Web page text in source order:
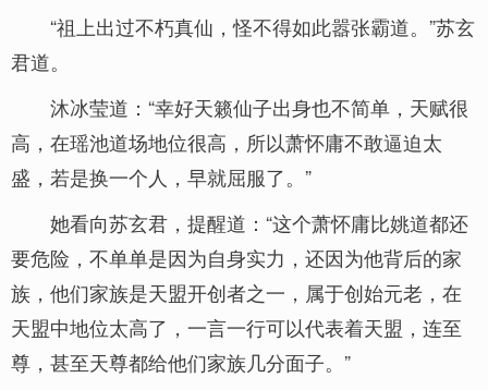
“祖上出过不朽真仙，怪不得如此嚣张霸道。”苏玄
君道。
沐冰莹道：“幸好天籁仙子出身也不简单，天赋很
高，在瑶池道场地位很高，所以萧怀庸不敢逼迫太
盛，若是换一个人，早就屈服了。”
她看向苏玄君，提醒道：“这个萧怀庸比姚道都还
要危险，不单单是因为自身实力，还因为他背后的家
族，他们家族是天盟开创者之一，属于创始元老，在
天盟中地位太高了，一言一行可以代表着天盟，连至
尊，甚至天尊都给他们家族几分面子。”